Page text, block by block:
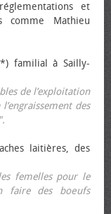
et
comme Mathieu
familial à Sailly-
de l’exploitation
des
laitières, des
femelles pour le
faire des bœufs